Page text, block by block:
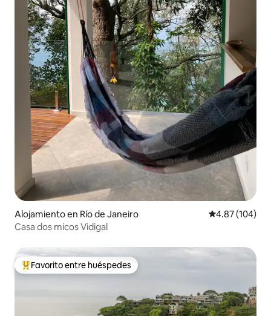
Alojamiento en Río de Janeiro Calificación
4.87 (104)
Casa dos micos Vidigal
Favorito entre huéspedes preferido
Favorito entre huéspedes